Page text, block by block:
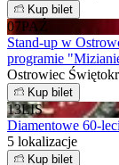
Kup bilet
07PAŹ
Stand-up w
programie
Ostrowiec
Kup bilet
13LIS
Diamentowe 60-
5 lokalizacje
Kup bilet